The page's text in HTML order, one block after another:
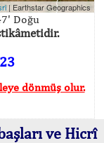
| Earthstar Geographics
Doğu
dönmüş olur.
ve Hicrî